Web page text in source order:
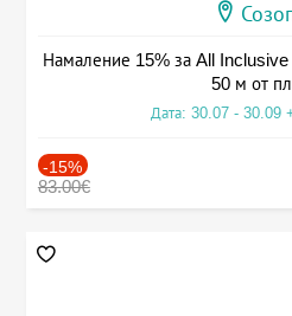
Намаление 15% за All Inclusive
50 м от
Дата: 30.07 - 30.09
-15%
83.00€